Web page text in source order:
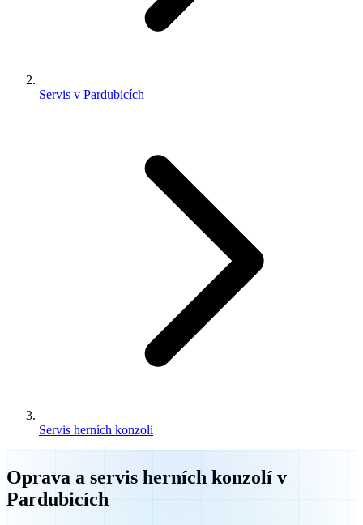
Servis v Pardubicích
Servis herních konzolí
Oprava a servis herních konzolí v
Pardubicích